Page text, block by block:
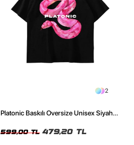
2
Platonic Baskılı Oversize Unisex Siyah
599,00 TL 479,20 TL